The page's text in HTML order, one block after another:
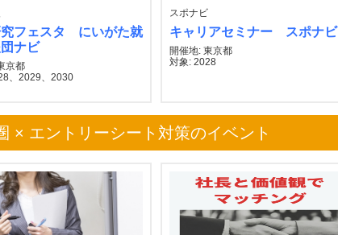
フェスタ にいがた就
ナビ
京都
、2029、2030
スポナビ
キャリアセミナー スポナビ
開催地: 東京都
対象: 2028
× エントリーシート対策のイベント